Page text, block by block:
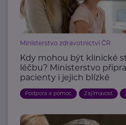
Ministerstvo zdravotnictví ČR
Kdy mohou být klinické
léčbu? Ministerstvo
pacienty i jejich blízké
Podpora a pomoc Zajímavost